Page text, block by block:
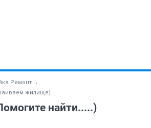
Ремонт
жилище)
найти.....)